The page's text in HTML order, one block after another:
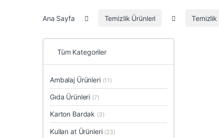
Ana Sayfa Temizlik Ürünleri Temizlik
Tüm Kategoriler
Ambalaj Ürünleri (11)
Gıda Ürünleri (7)
Karton Bardak (3)
Kullan at Ürünleri (23)